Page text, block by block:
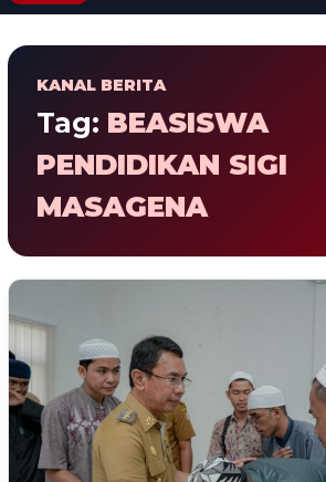
KANAL BERITA
Tag: BEASISWA
PENDIDIKAN SIGI
MASAGENA